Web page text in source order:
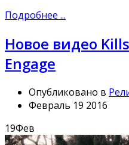
Подробнее ...
Новое видео
Engage
Опубликовано в
Февраль 19 2016
19Фев